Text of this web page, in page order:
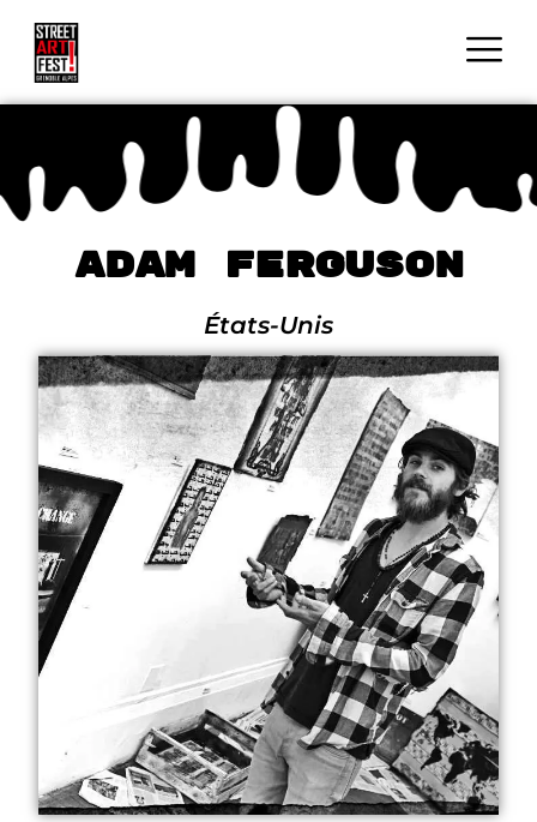
Adam Ferguson
États-Unis